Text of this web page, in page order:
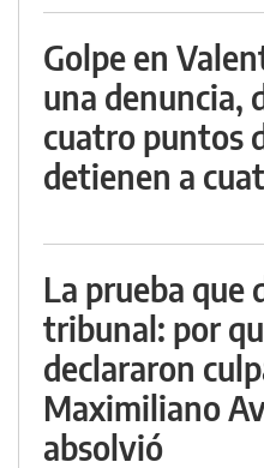
Golpe en
una denuncia,
cuatro puntos
detienen a
La prueba que
tribunal: por
declararon
Maximiliano
absolvió